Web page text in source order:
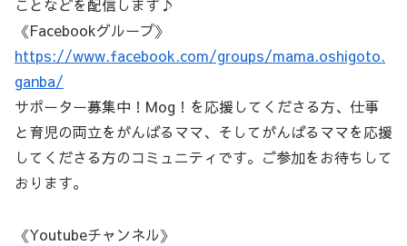
ことなどを配信します♪
《Facebookグループ》
https://www.facebook.com/groups/mama.oshigoto.
ganba/
サポーター募集中！Mog！を応援してくださる方、仕事
と育児の両立をがんばるママ、そしてがんばるママを応援
してくださる方のコミュニティです。ご参加をお待ちして
おります。
《Youtubeチャンネル》